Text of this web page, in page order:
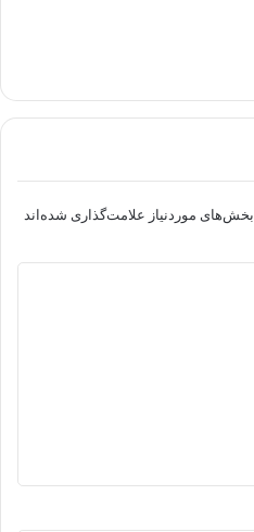
بخش‌های موردنیاز علامت‌گذاری شده‌اند